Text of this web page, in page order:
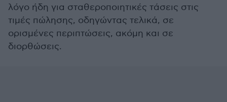
λόγο ήδη για σταθεροποιητικές τάσεις στις
τιμές πώλησης, οδηγώντας τελικά, σε
ορισμένες περιπτώσεις, ακόμη και σε
διορθώσεις.